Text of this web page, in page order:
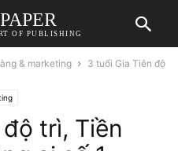
OF PUBLISHING
& marketing
3 tuổi Gia Tiên độ
trì, Tiền